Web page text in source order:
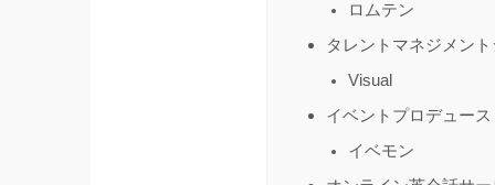
ロムテン
タレントマネジメン
Visual
イベントプロデュース
イベモン